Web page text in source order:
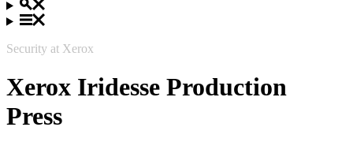
Security at Xerox
Xerox Iridesse Production
Press